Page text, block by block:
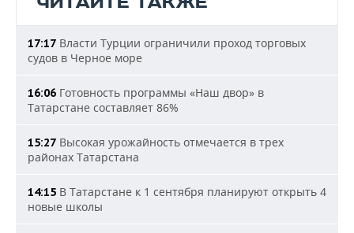
17:17 Власти Турции ограничили проход торговых
судов в Черное море
16:06 Готовность программы «Наш двор» в
Татарстане составляет 86%
15:27 Высокая урожайность отмечается в трех
районах Татарстана
14:15 В Татарстане к 1 сентября планируют открыть 4
новые школы